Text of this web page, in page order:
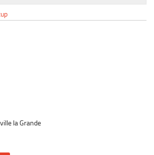
d’occasion
la Grande